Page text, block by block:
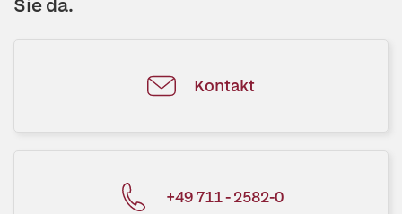
Sie da.
Kontakt
+49 711 - 2582-0